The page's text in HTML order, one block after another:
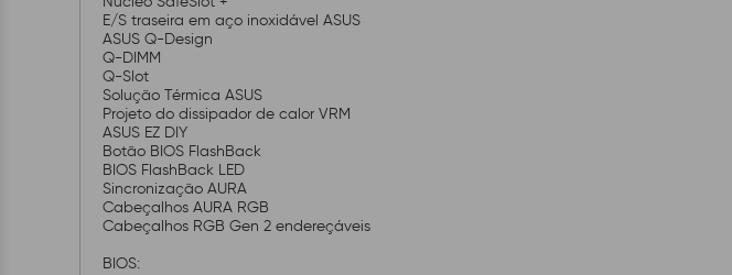
E/S traseira em aço inoxidável ASUS
ASUS Q-Design
Q-DIMM
Q-Slot
Solução Térmica ASUS
Projeto do dissipador de calor VRM
ASUS EZ DIY
Botão BIOS FlashBack
BIOS FlashBack LED
Sincronização AURA
Cabeçalhos AURA RGB
Cabeçalhos RGB Gen 2 endereçáveis
BIOS: